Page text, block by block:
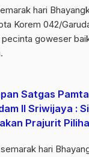
hari
Korem 042/
goweser
Satgas
II Sriwijaya :
Prajurit
hari